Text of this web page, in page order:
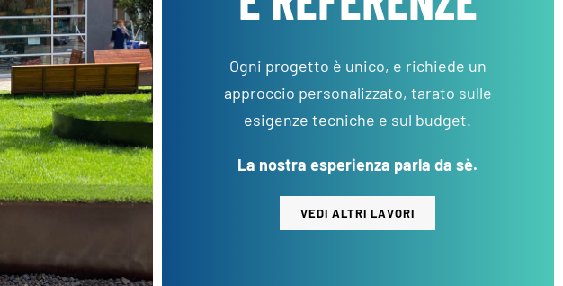
Ogni progetto è unico, e richiede un
approccio personalizzato, tarato sulle
esigenze tecniche e sul budget.
La nostra esperienza parla da sè.
VEDI ALTRI LAVORI